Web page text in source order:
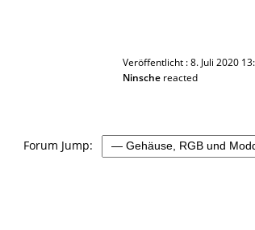
Veröffentlicht : 8. Juli 2020
Ninsche reacted
Forum Jump: